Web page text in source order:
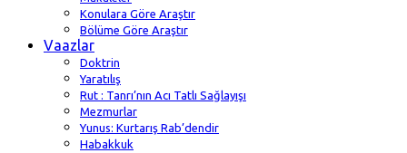
Konulara Göre Araştır
Bölüme Göre Araştır
Vaazlar
Doktrin
Yaratılış
Rut : Tanrı’nın Acı Tatlı Sağlayışı
Mezmurlar
Yunus: Kurtarış Rab’dendir
Habakkuk